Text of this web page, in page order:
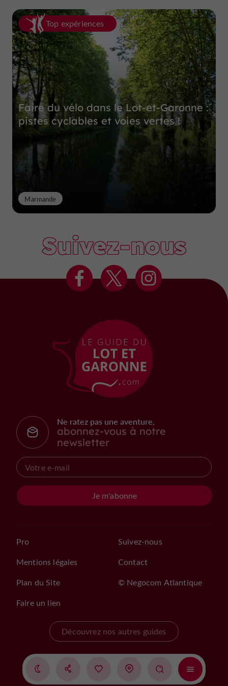
Top expériences
Faire du vélo dans le Lot-et-Garonne :
pistes cyclables et voies vertes !
Marmande
Suivez-nous
Ne ratez pas une aventure,
abonnez-vous à notre
newsletter
Je m'abonne
Pro
Mentions légales
Plan du Site
Faire un lien
Suivez-nous
Contact
© Negocom Atlantique
Découvrez nos autres guides